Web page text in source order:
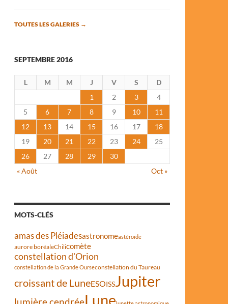
TOUTES LES GALERIES →
SEPTEMBRE 2016
L M M J V S
D
1
2 3
4
5
6 7 8 9 10
11
12
13 14 15 16 17
18
19
20 21 22 23 24
25
26
27 28 29
30
« Août
Oct »
MOTS-CLÉS
amas des Pléiadesastronomeastéroïde
aurore boréaleChilicomète
constellation d'Orion
constellation de la Grande Ourseconstellation du Taureau
croissant de LuneESOISSJupiter
lumière cendréeLune